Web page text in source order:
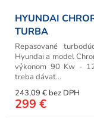
HYUNDAI
TURBA
243,09 € bez DPH
299 €
Repasované
Hyundai a model
výkonom 90 Kw -
treba dávať...